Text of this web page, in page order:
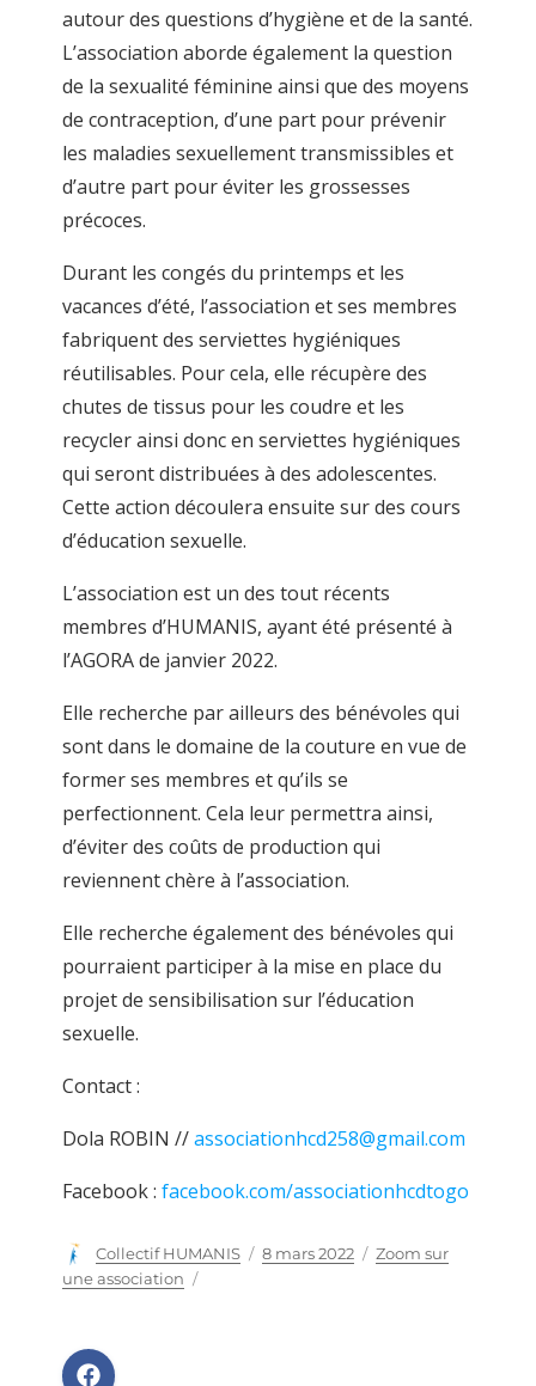
autour des questions d’hygiène et de la santé.
L’association aborde également la question
de la sexualité féminine ainsi que des moyens
de contraception, d’une part pour prévenir
les maladies sexuellement transmissibles et
d’autre part pour éviter les grossesses
précoces.
Durant les congés du printemps et les
vacances d’été, l’association et ses membres
fabriquent des serviettes hygiéniques
réutilisables. Pour cela, elle récupère des
chutes de tissus pour les coudre et les
recycler ainsi donc en serviettes hygiéniques
qui seront distribuées à des adolescentes.
Cette action découlera ensuite sur des cours
d’éducation sexuelle.
L’association est un des tout récents
membres d’HUMANIS, ayant été présenté à
l’AGORA de janvier 2022.
Elle recherche par ailleurs des bénévoles qui
sont dans le domaine de la couture en vue de
former ses membres et qu’ils se
perfectionnent. Cela leur permettra ainsi,
d’éviter des coûts de production qui
reviennent chère à l’association.
Elle recherche également des bénévoles qui
pourraient participer à la mise en place du
projet de sensibilisation sur l’éducation
sexuelle.
Contact :
Dola ROBIN //associationhcd258@gmail.com
Facebook : facebook.com/associationhcdtogo
Auteur
Collectif HUMANIS
Publié
8 mars 2022 Catégories
Zoom sur
une association